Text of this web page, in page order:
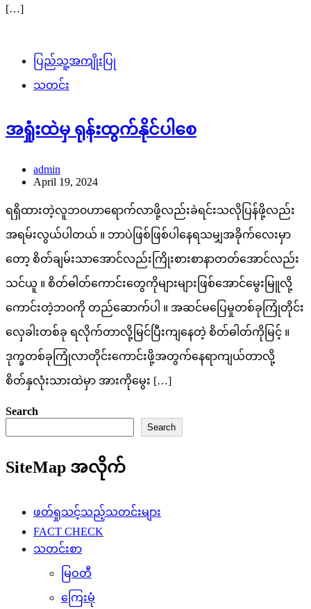
[…]
ပြည်သူ့အကျိုးပြု
သတင်း
အရှုံးထဲမှ ရုန်းထွက်နိုင်ပါစေ
admin
April 19, 2024
ရရှိထားတဲ့လူဘ၀ဟာရောက်လာဖို့လည်းခဲရင်းသလိုပြန်ဖို့လည်း
အရမ်းလွယ်ပါတယ် ။ ဘာပဲဖြစ်ဖြစ်ပါနေရသမျှအခိုက်လေးမှာ
တော့ စိတ်ချမ်းသာအောင်လည်းကြိုးစားစာနာတတ်အောင်လည်း
သင်ယူ ။ စိတ်ဓါတ်ကောင်းတွေကိုများများဖြစ်အောင်မွေးမြူလို့
ကောင်းတဲ့ဘ၀ကို တည်ဆောက်ပါ ။ အဆင်မပြေမှုတစ်ခုကြုံတိုင်း
လှေခါးတစ်ခု ရလိုက်တာလို့မြင်ပြီးကျနေတဲ့ စိတ်ဓါတ်ကိုမြင့် ။
ဒုက္ခတစ်ခုကြုံလာတိုင်းကောင်းဖို့အတွက်နေရာကျယ်တာလို့
စိတ်နှလုံးသားထဲမှာ အားကိုမွေး […]
Search
Search
SiteMap အလိုက်
ဖတ်ရှုသင့်သည့်သတင်းများ
FACT CHECK
သတင်းစာ
မြဝတီ
ကြေးမုံ